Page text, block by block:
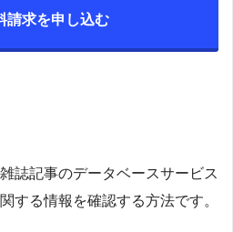
請求を申し込む
誌記事のデータベースサービス
する情報を確認する方法です。